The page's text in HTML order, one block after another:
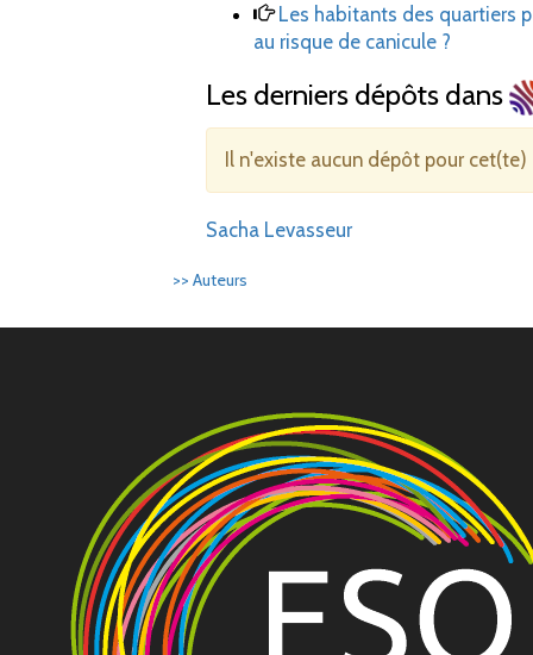
Les habitants des quartiers
au risque de canicule ?
Les derniers dépôts dans
Il n'existe aucun dépôt pour cet(te)
Sacha Levasseur
>> Auteurs